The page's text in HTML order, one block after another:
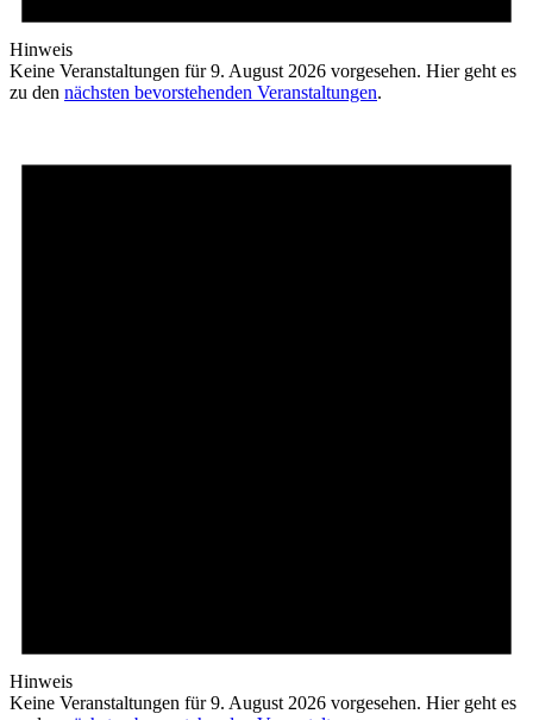
Hinweis
Keine Veranstaltungen für 9. August 2026 vorgesehen. Hier geht es
zu den nächsten bevorstehenden Veranstaltungen.
Hinweis
Keine Veranstaltungen für 9. August 2026 vorgesehen. Hier geht es